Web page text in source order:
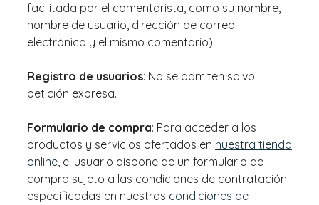
facilitada por el comentarista, como su nombre,
nombre de usuario, dirección de correo
electrónico y el mismo comentario).
Registro de usuarios: No se admiten salvo
petición expresa.
Formulario de compra: Para acceder a los
productos y servicios ofertados en nuestra tienda
online, el usuario dispone de un formulario de
compra sujeto a las condiciones de contratación
especificadas en nuestras condiciones de